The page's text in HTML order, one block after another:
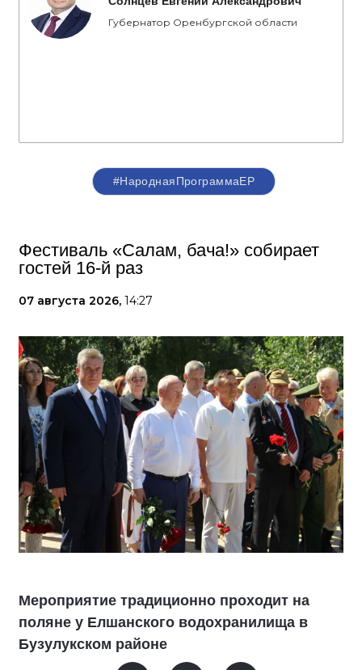
Губернатор Оренбургской области
#НароднаяПрограммаЕР
Фестиваль «Салам, бача!» собирает
гостей 16-й раз
07 августа 2026, 14:27
Мероприятие традиционно проходит на
поляне у Елшанского водохранилища в
Бузулукском районе